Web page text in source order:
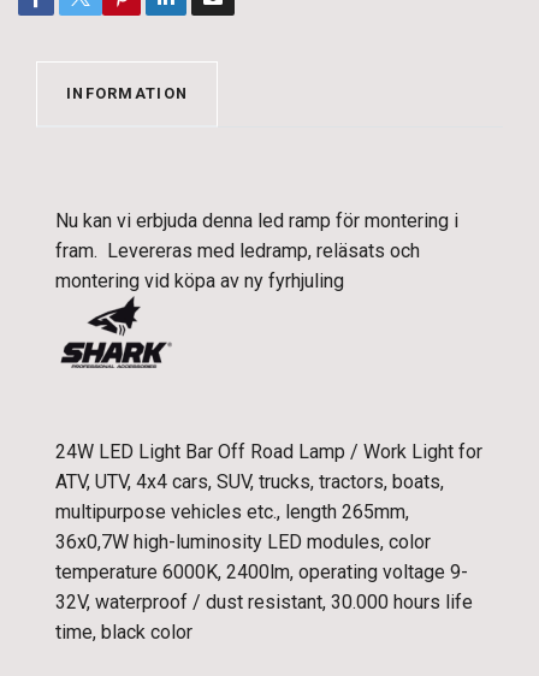
INFORMATION
Nu kan vi erbjuda denna led ramp för montering i
fram. Levereras med ledramp, reläsats och
montering vid köpa av ny fyrhjuling
24W LED Light Bar Off Road Lamp / Work Light for
ATV, UTV, 4x4 cars, SUV, trucks, tractors, boats,
multipurpose vehicles etc., length 265mm,
36x0,7W high-luminosity LED modules, color
temperature 6000K, 2400lm, operating voltage 9-
32V, waterproof / dust resistant, 30.000 hours life
time, black color